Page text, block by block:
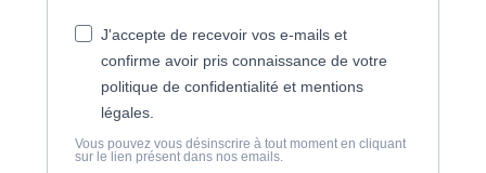
J'accepte de recevoir vos e-mails et
confirme avoir pris connaissance de votre
politique de confidentialité et mentions
légales.
Vous pouvez vous désinscrire à tout moment en cliquant
sur le lien présent dans nos emails.